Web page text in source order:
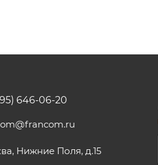
646-06-20
Нижние Поля, д.15